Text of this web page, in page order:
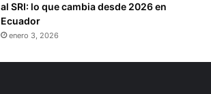
al SRI: lo que cambia desde 2026 en
Ecuador
enero 3, 2026